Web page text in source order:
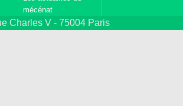
mécénat
Charles V - 75004 Paris